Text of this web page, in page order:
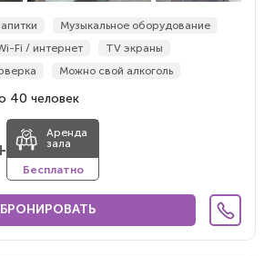
Музыкальное оборудование
Fi / интернет
TV экраны
Можно свой алкоголь
40 человек
Аренда
зала
Бесплатно
БРОНИРОВАТЬ